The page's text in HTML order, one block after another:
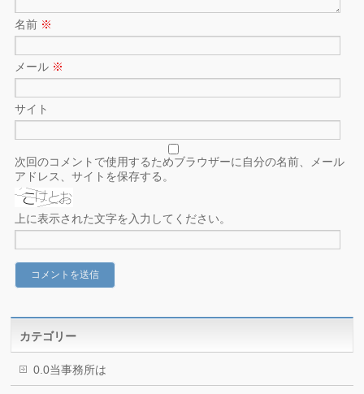
名前 ※
メール ※
サイト
次回のコメントで使用するためブラウザーに自分の名前、メール
アドレス、サイトを保存する。
上に表示された文字を入力してください。
カテゴリー
0.0当事務所は